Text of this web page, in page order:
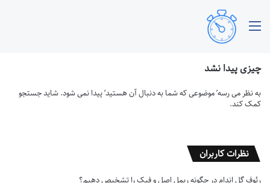
چیزی پیدا نشد
به نظر می رسه’ موضوعی که شما به دنبال آن هستید’ پیدا نمی شود. شاید جستجو
کمک کند.
نظرات کاربران
رئوف گل اندامدر چگونه ریمل اصل و فیک را تشخیص دهیم؟